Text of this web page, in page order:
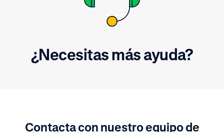
¿Necesitas más ayuda?
Contacta con nuestro equipo de